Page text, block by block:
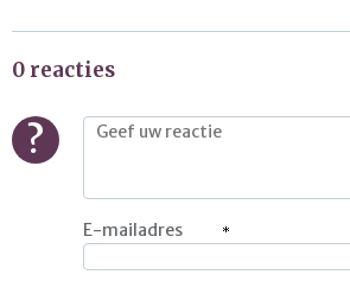
0 reacties
?
E-mailadres